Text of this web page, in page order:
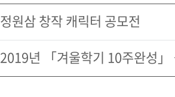
정원삼 창작 캐릭터 공모전